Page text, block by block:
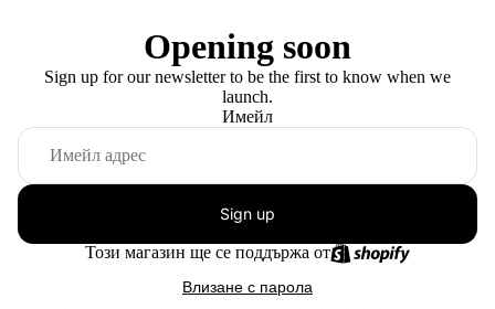
Opening soon
Sign up for our newsletter to be the first to know when we
launch.
Имейл
Sign up
Този магазин ще се поддържа от
Влизане с парола